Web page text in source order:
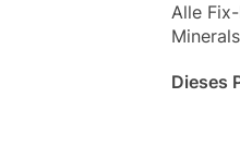
Alle
Dieses